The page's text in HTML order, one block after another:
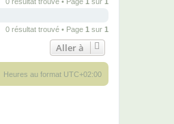
0 résultat trouvé • Page 1 sur 1
Aller à
Heures au format UTC+02:00